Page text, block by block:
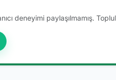
deneyimi paylaşılmamış.